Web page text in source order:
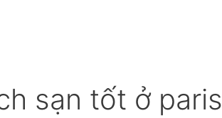
sạn tốt ở paris